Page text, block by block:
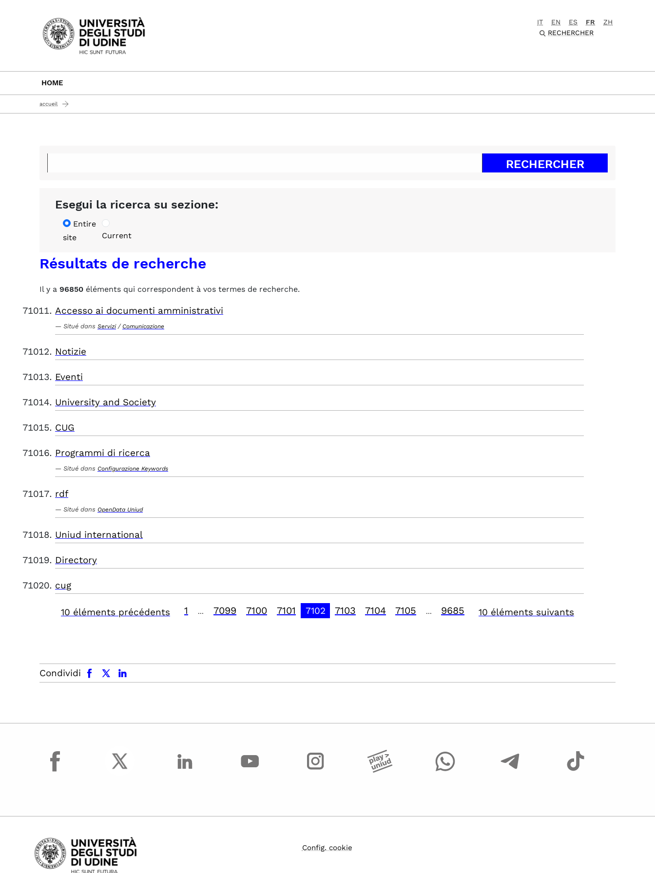
Passa al contenuto principale
IT EN ES FR
ZH
RECHERCHER
HOME
accueil
Esegui la ricerca su sezione:
Entire
site
Current
Résultats de recherche
Il y a 96850 éléments qui correspondent à vos termes de recherche.
Accesso ai documenti amministrativi
Situé dans Servizi / Comunicazione
Notizie
Eventi
University and Society
CUG
Programmi di ricerca
Situé dans Configurazione Keywords
rdf
Situé dans OpenData Uniud
Uniud international
Directory
cug
10 éléments précédents 1 7099 7100 7101 7102 7103 7104 7105 9685 10 éléments suivants
Condividi
facebook x.com linkedin
facebook
Config. cookie